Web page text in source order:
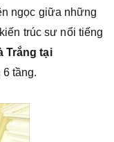
ngọc giữa những
trúc sư nổi tiếng
Trắng tại
tầng.